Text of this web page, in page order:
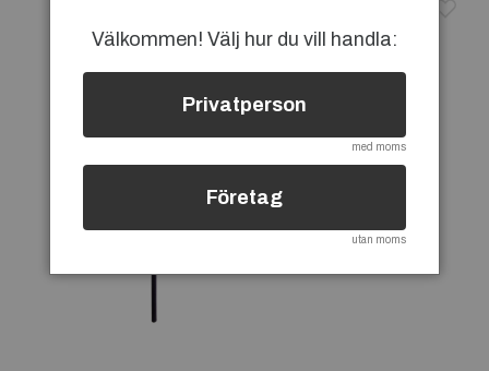
Välkommen! Välj hur du vill handla:
Privatperson
med moms
Företag
utan moms